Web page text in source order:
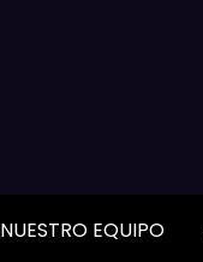
NUESTRO EQUIPO